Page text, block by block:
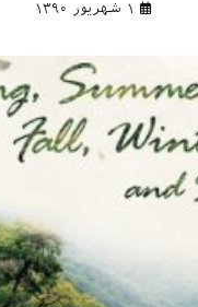
۱ شهریور ۱۳۹۰